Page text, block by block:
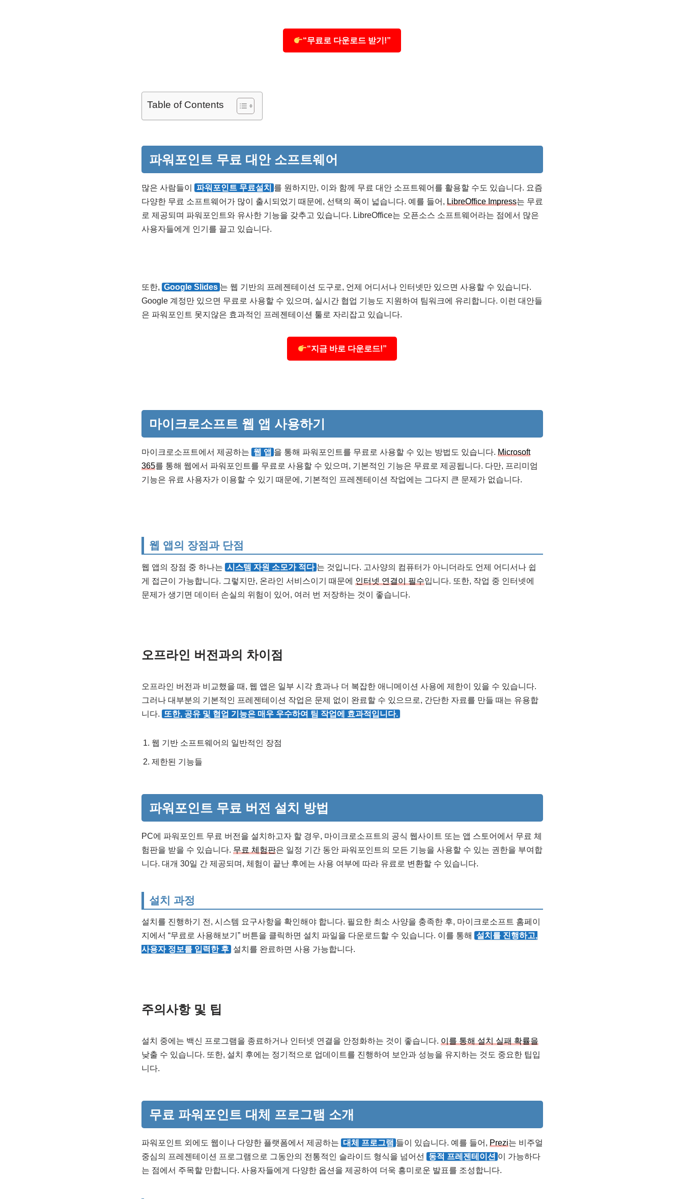
“무료로 다운로드 받기!”
Table of Contents
파워포인트 무료 대안 소프트웨어
많은 사람들이 파워포인트 무료설치 를 원하지만, 이와 함께 무료 대안 소프트웨어를 활용할 수도 있습니다. 요즘
다양한 무료 소프트웨어가 많이 출시되었기 때문에, 선택의 폭이 넓습니다. 예를 들어, LibreOffice Impress는 무료
로 제공되며 파워포인트와 유사한 기능을 갖추고 있습니다. LibreOffice는 오픈소스 소프트웨어라는 점에서 많은
사용자들에게 인기를 끌고 있습니다.
또한, Google Slides 는 웹 기반의 프레젠테이션 도구로, 언제 어디서나 인터넷만 있으면 사용할 수 있습니다.
Google 계정만 있으면 무료로 사용할 수 있으며, 실시간 협업 기능도 지원하여 팀워크에 유리합니다. 이런 대안들
은 파워포인트 못지않은 효과적인 프레젠테이션 툴로 자리잡고 있습니다.
“지금 바로 다운로드!”
마이크로소프트 웹 앱 사용하기
마이크로소프트에서 제공하는 웹 앱 을 통해 파워포인트를 무료로 사용할 수 있는 방법도 있습니다. Microsoft
365를 통해 웹에서 파워포인트를 무료로 사용할 수 있으며, 기본적인 기능은 무료로 제공됩니다. 다만, 프리미엄
기능은 유료 사용자가 이용할 수 있기 때문에, 기본적인 프레젠테이션 작업에는 그다지 큰 문제가 없습니다.
웹 앱의 장점과 단점
웹 앱의 장점 중 하나는 시스템 자원 소모가 적다 는 것입니다. 고사양의 컴퓨터가 아니더라도 언제 어디서나 쉽
게 접근이 가능합니다. 그렇지만, 온라인 서비스이기 때문에 인터넷 연결이 필수입니다. 또한, 작업 중 인터넷에
문제가 생기면 데이터 손실의 위험이 있어, 여러 번 저장하는 것이 좋습니다.
오프라인 버전과의 차이점
오프라인 버전과 비교했을 때, 웹 앱은 일부 시각 효과나 더 복잡한 애니메이션 사용에 제한이 있을 수 있습니다.
그러나 대부분의 기본적인 프레젠테이션 작업은 문제 없이 완료할 수 있으므로, 간단한 자료를 만들 때는 유용합
니다.
또한, 공유 및 협업 기능은 매우 우수하여 팀 작업에 효과적입니다.
웹 기반 소프트웨어의 일반적인 장점
제한된 기능들
파워포인트 무료 버전 설치 방법
PC에 파워포인트 무료 버전을 설치하고자 할 경우, 마이크로소프트의 공식 웹사이트 또는 앱 스토어에서 무료 체
험판을 받을 수 있습니다. 무료 체험판은 일정 기간 동안 파워포인트의 모든 기능을 사용할 수 있는 권한을 부여합
니다. 대개 30일 간 제공되며, 체험이 끝난 후에는 사용 여부에 따라 유료로 변환할 수 있습니다.
설치 과정
설치를 진행하기 전, 시스템 요구사항을 확인해야 합니다. 필요한 최소 사양을 충족한 후, 마이크로소프트 홈페이
지에서 “무료로 사용해보기” 버튼을 클릭하면 설치 파일을 다운로드할 수 있습니다. 이를 통해
설치를 진행하고,
사용자 정보를 입력한 후 설치를 완료하면 사용 가능합니다.
주의사항 및 팁
설치 중에는 백신 프로그램을 종료하거나 인터넷 연결을 안정화하는 것이 좋습니다. 이를 통해 설치 실패 확률을
낮출 수 있습니다. 또한, 설치 후에는 정기적으로 업데이트를 진행하여 보안과 성능을 유지하는 것도 중요한 팁입
니다.
무료 파워포인트 대체 프로그램 소개
파워포인트 외에도 웹이나 다양한 플랫폼에서 제공하는 대체 프로그램 들이 있습니다. 예를 들어, Prezi는 비주얼
중심의 프레젠테이션 프로그램으로 그동안의 전통적인 슬라이드 형식을 넘어선
동적 프레젠테이션 이 가능하다
는 점에서 주목할 만합니다. 사용자들에게 다양한 옵션을 제공하여 더욱 흥미로운 발표를 조성합니다.